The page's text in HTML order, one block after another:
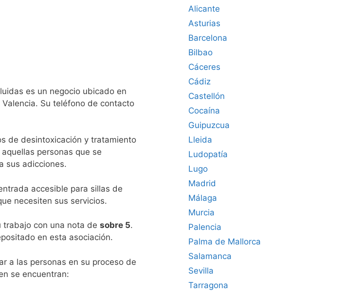
es un negocio ubicado en
Su teléfono de contacto
de desintoxicación y tratamiento
personas que se
sus adicciones.
accesible para sillas de
necesiten sus servicios.
trabajo con una nota de sobre 5.
en esta asociación.
a las personas en su proceso de
se encuentran:
Alicante
Asturias
Barcelona
Bilbao
Cáceres‎
Cádiz
Castellón
Cocaína
Guipuzcua
Lleida
Ludopatía
Lugo
Madrid
Málaga
Murcia
Palencia
Palma de Mallorca
Salamanca
Sevilla
Tarragona